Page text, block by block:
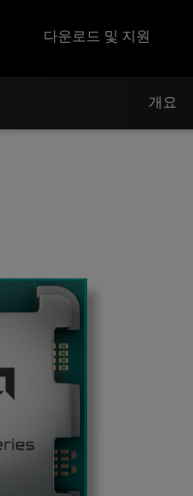
다운로드 및 지원
개요